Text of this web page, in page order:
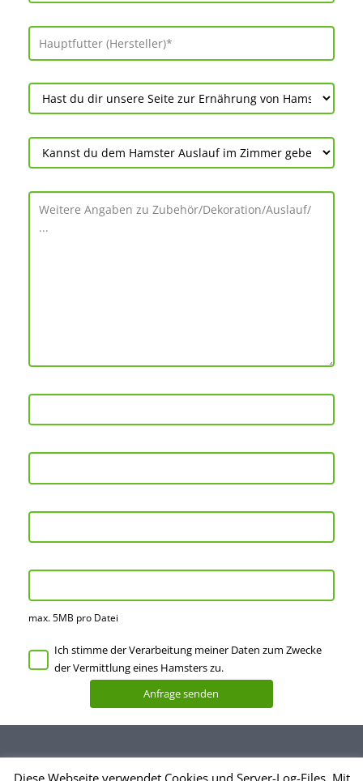
max. 5MB pro Datei
Ich stimme der Verarbeitung meiner Daten zum Zwecke
der Vermittlung eines Hamsters zu.